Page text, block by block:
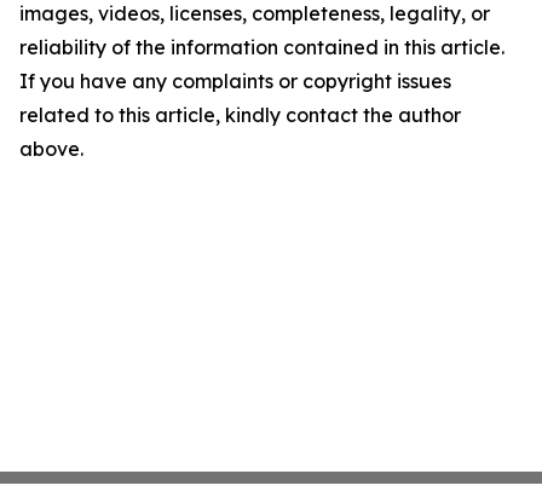
images, videos, licenses, completeness, legality, or
reliability of the information contained in this article.
If you have any complaints or copyright issues
related to this article, kindly contact the author
above.